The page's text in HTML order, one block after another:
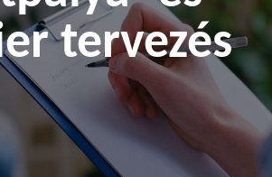
tervezés